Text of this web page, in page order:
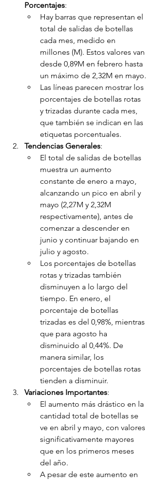
Porcentajes:
Hay barras que representan el
total de salidas de botellas
cada mes, medido en
millones (M). Estos valores van
desde 0,89M en febrero hasta
un máximo de 2,32M en mayo.
Las líneas parecen mostrar los
porcentajes de botellas rotas
y trizadas durante cada mes,
que también se indican en las
etiquetas porcentuales.
Tendencias Generales:
El total de salidas de botellas
muestra un aumento
constante de enero a mayo,
alcanzando un pico en abril y
mayo (2,27M y 2,32M
respectivamente), antes de
comenzar a descender en
junio y continuar bajando en
julio y agosto.
Los porcentajes de botellas
rotas y trizadas también
disminuyen a lo largo del
tiempo. En enero, el
porcentaje de botellas
trizadas es del 0,98%, mientras
que para agosto ha
disminuido al 0,44%. De
manera similar, los
porcentajes de botellas rotas
tienden a disminuir.
Variaciones Importantes:
El aumento más drástico en la
cantidad total de botellas se
ve en abril y mayo, con valores
significativamente mayores
que en los primeros meses
del año.
A pesar de este aumento en